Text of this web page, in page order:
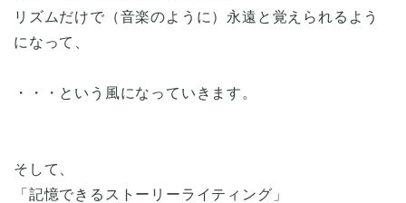
リズムだけで（音楽のように）永遠と覚えられるよう
になって、
・・・という風になっていきます。
そして、
「記憶できるストーリーライティング」